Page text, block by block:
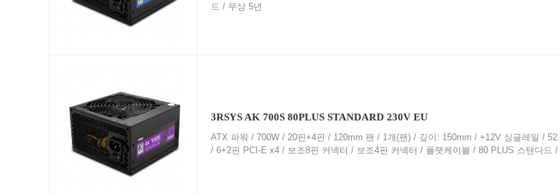
드 / 무상 5년
3RSYS AK 700S 80PLUS STANDARD 230V EU
ATX 파워 / 700W / 20핀+4핀 / 120mm 팬 / 1개(팬) / 깊이: 150mm / +12V 싱글레일 /
/ 6+2핀 PCI-E x4 / 보조8핀 커넥터 / 보조4핀 커넥터 / 플랫케이블 / 80 PLUS 스탠다드 /